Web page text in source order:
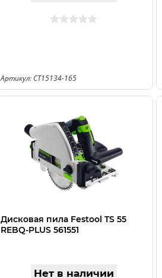
Артикул: CT15134-165
Дисковая пила Festool TS 55
REBQ-PLUS 561551
Нет в наличии